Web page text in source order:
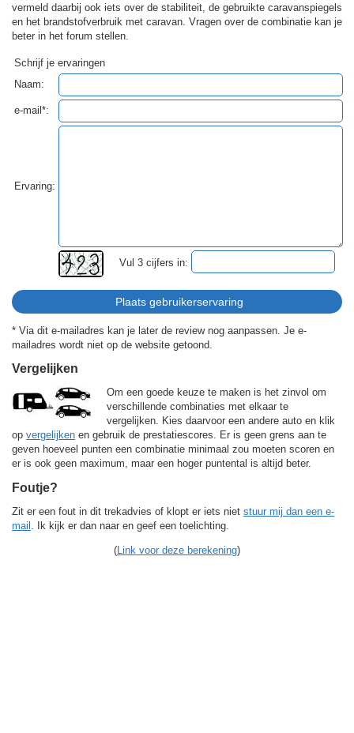
vermeld daarbij ook iets over de stabiliteit, de gebruikte caravanspiegels
en het brandstofverbruik met caravan. Vragen over de combinatie kan je
beter in het forum stellen.
Schrijf je ervaringen
Naam:
e-mail*:
Ervaring:
Vul 3 cijfers in:
* Via dit e-mailadres kan je later de review nog aanpassen. Je e-
mailadres wordt niet op de website getoond.
Vergelijken
Om een goede keuze te maken is het zinvol om
verschillende combinaties met elkaar te
vergelijken. Kies daarvoor een andere auto en klik
op vergelijken en gebruik de prestatiescores. Er is geen grens aan te
geven hoeveel punten een combinatie minimaal zou moeten scoren en
er is ook geen maximum, maar een hoger puntental is altijd beter.
Foutje?
Zit er een fout in dit trekadvies of klopt er iets niet stuur mij dan een e-
mail
. Ik kijk er dan naar en geef een toelichting.
( Link voor deze berekening)